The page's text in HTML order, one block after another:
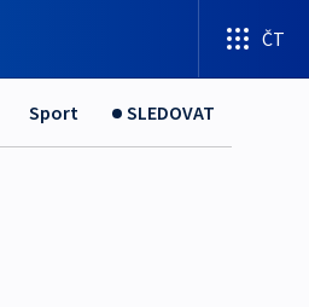
ČT
Sport SLEDOVAT